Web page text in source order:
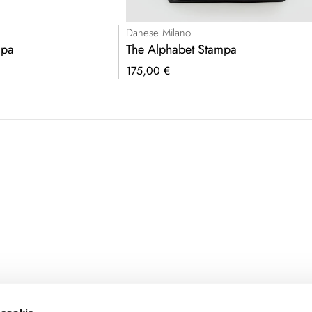
Danese Milano
The Alphabet Stampa
175,00 €